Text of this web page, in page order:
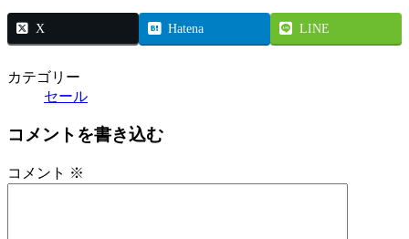
X Hatena LINE
カテゴリー
セール
コメントを書き込む
コメント ※